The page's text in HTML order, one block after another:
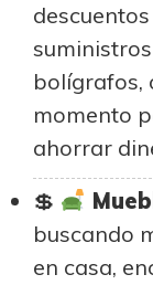
bolígrafos,
momento
ahorrar
buscando
en casa,